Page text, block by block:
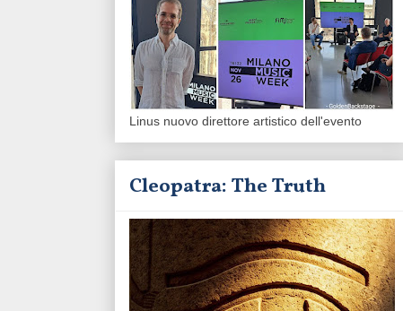
Linus nuovo direttore artistico dell'evento
Cleopatra: The Truth